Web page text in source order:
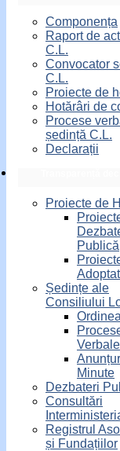
Componența
Raport de
C.L.
Convocator
C.L.
Proiecte de
Hotărâri de
Procese
ședință C.L.
Declarații
Proiecte de
Publică
Ședințe ale
Consiliului
Verbale
Minute
Dezbateri
Consultări
Registrul
și Fundațiilor